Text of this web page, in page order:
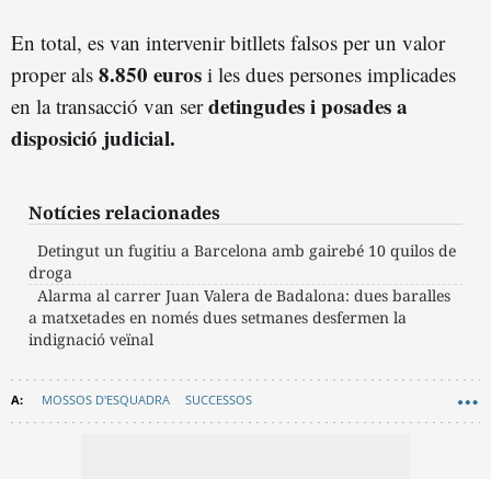
En total, es van intervenir bitllets falsos per un valor
proper als 8.850 euros i les dues persones implicades
en la transacció van serdetingudes i posades a
disposició judicial.
Notícies relacionades
Detingut un fugitiu a Barcelona amb gairebé 10 quilos de
droga
Alarma al carrer Juan Valera de Badalona: dues baralles
a matxetades en només dues setmanes desfermen la
indignació veïnal
MOSSOS D'ESQUADRA SUCCESSOS